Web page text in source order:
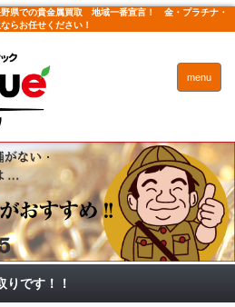
野県での貴金属買取 地域一番宣言！ 金・プラチナ・
らお任せください！
menu
りです！！